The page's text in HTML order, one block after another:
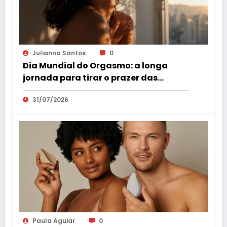
Julianna Santos 0
Dia Mundial do Orgasmo: a longa
jornada para tirar o prazer das
sombras
31/07/2026
Paula Aguiar 0